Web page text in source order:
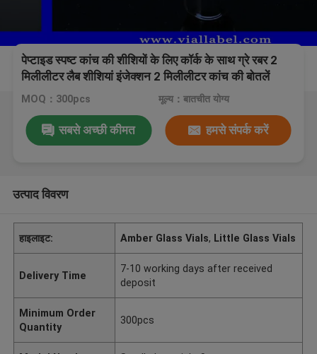
पेप्टाइड स्पष्ट कांच की शीशियों के लिए कॉर्क के साथ ग्रे रबर 2
मिलीलीटर लैब शीशियां इंजेक्शन 2 मिलीलीटर कांच की बोतलें
MOQ：300pcs मूल्य：बातचीत योग्य
सबसे अच्छी कीमत हमसे संपर्क करें
उत्पाद विवरण
हाइलाइट: Amber Glass Vials, Little Glass Vials
Delivery Time
7-10 working days after received
deposit
Minimum Order
Quantity
300pcs